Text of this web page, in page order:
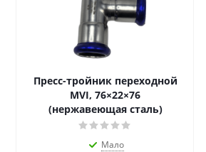
Пресс-тройник переходной
MVI, 76×22×76
(нержавеющая сталь)
Мало